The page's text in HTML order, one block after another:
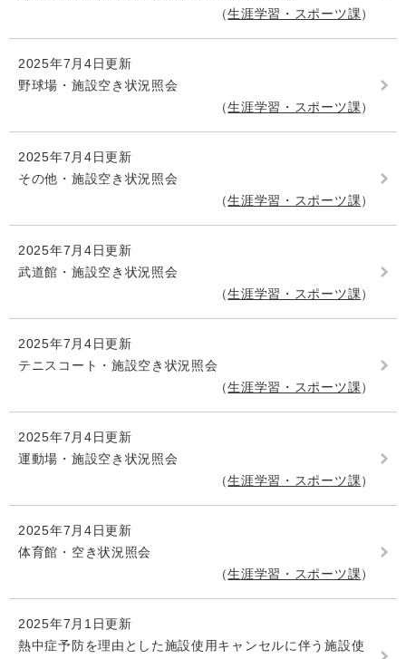
生涯学習・スポーツ課
2025年7月4日更新
野球場・施設空き状況照会
生涯学習・スポーツ課
2025年7月4日更新
その他・施設空き状況照会
生涯学習・スポーツ課
2025年7月4日更新
武道館・施設空き状況照会
生涯学習・スポーツ課
2025年7月4日更新
テニスコート・施設空き状況照会
生涯学習・スポーツ課
2025年7月4日更新
運動場・施設空き状況照会
生涯学習・スポーツ課
2025年7月4日更新
体育館・空き状況照会
生涯学習・スポーツ課
2025年7月1日更新
熱中症予防を理由とした施設使用キャンセルに伴う施設使